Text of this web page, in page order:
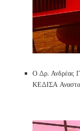
Ο Δρ. Ανδρέας
ΚΕΔΙΣΑ